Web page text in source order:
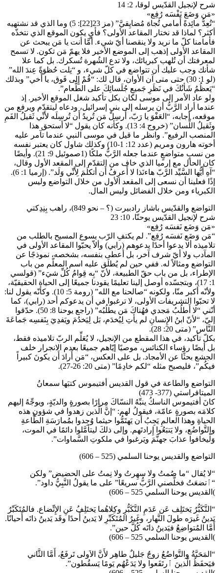
شرح لإنجيل القدّيس لوقا، 2: 14
«مَن وَضَعَ نَفْسَه رُفِع»
“تُعِدُّ مائِدةً أَمامي تُجاهَ مُضايِقيَّ” (مز 23[22]: 5) وما الذي قد نشتهيه
أكثر؟ لماذا قد نختار المقاعد الأولى؟ فأيٍ يكون الموقع الذي نتخذّه
فأمامنا كلّ ما نريد ولا ينقصنا أيّ شيء. أمَّا أنت يا مَن يبحث عن
المقاعد الأولى إذهب إلى الموضع الأخير فلا يهمّ مَن تكون. لا تسمح
لمعرفتك أن تُلهب كبريائك، ولا تدع الشُهرة تُسكرك. بل كما علا
شأنك وجب عليك أن تتواضع في كلّ شيء، و “نِلت حُظوَةً عِندَ الله”
(لو 1: 30) حتى متى آن الأوان، قال لك: “قُمْ إِلى فَوق، يا أَخي” وبذلك
“يَعظُمُ شَأنُكَ في نَظَرِ جَميعِ جُلَسائِكَ على الطَّعام”.
ولو عاد الأمر إلى موسى لكان بكل تأكيد شغل الموقع الأخير. إذ
عندما أراد الرَّبُّ أن يرسله إلى بني إسرائيل، ودعاه ليتقدّم ويرفع من
موقعه، أجابه، “العَفْوَ يا رَبّ، أَرسِلْ مَن تُريدُ أَن تُرسِلَه لأَنِّي ثَقيلُ الفَمِ
وثَقيلُ اللِّسان” (خروج 4: 13). وكأنه كان يقول “لا أستحق هذا
المنصب الرفيع”. وانظر ما قيل في موسى النبي عندما تآمر عليه
أخوته هارون ومريم (عدد 12: 1-10) وكذلك شاول كان يعتبر نفسه
من نسبٍ متواضعٍ عندما جعله الرَّبُّ ملكًا (1صموئيل 9: 21). وأيضًا
كان الحال مع إرميا الذي خاف من التقدّم إلى المقعد الأول وقال،
“آهِ أَيُّها السَّيِّد الرَّبّ هاءنَذا لا أَعرِفُ أَن أتكلَمَ لِأَنِّي وَلَد”. (إرميا 1: 6).
إذًا فعلينا أن نسعى إلى المقعد الأول من خلال التواضع وليس
الكبرياء ومن خلال الفضائل وليس المال.
التواضع والقدّيس باشاز رادبيرت (؟ – نحو 849)، راهب بِنِدِكتي
شرح لإنجيل القدّيس يوحنّا، 10: 23
«مَن وَضَع نَفسَه رُفِع»
“مَن وَضَع نَفسَه رُفِع”. لم يكتفِ الرّب يسوع المسيح بالطلب من
تلاميذه ألا يدعوا أحدًا يدعوهم (رابي) وألاّ يحبّوا المقاعد الأولى في
المآدب ولا أيّ شرف آخر، بل أعطى بنفسه، بشخصه، نموذجًا عن
التواضع ومثالاً له. ففي حين لم يُطلَق عليه اسم المعلّم من باب
الإطراء، بل من باب حقّ الطبيعة، لأنّ “بِه قِوامُ كُلِّ شيَء” (قولسي
1: 17)، وبتجسّده أوصل إلينا تعليمًا يقودنا جميعًا إلى الحياة الحقيقيّة،
ولأنّه أكبر منّا، ولكونه “صالحنا مع الله” (رومة 5: 10). وكأنّه يقول لنا:
لا تحبّوا التشريفات الأولى، لا ترغبوا في أن يدعوكم أحد (رابي)، كما
أنّني “لا أَطلُبُ مَجدي فهُناكَ مَن يطلُبُه” (راجع يوحنا 8: 50). حدّقوا
إليّ، “لأنّ ابنُ الإِنسانِ لم يأتِ لِيُخدَم، بَل لِيَخدُمَ ويَفدِيَ بِنَفسِه جَماعَةَ
النَّاس” (متى 20: 28).
بكلّ تأكيد، في هذا المقطع من الإنجيل، لا يُعَلِّم الربّ تلاميذه فقط،
بل أيضًا رؤساء الكنائس، موصيًا إيّاهم جميعًا بعدم الانجرار خلف
الجشع بحثًا عن الأمجاد. بل على العكس، “مَن أَرادَ أَن يكونَ كبيراً
فيكُم”، فليصبح مثله “لكم خادِمًا” (متى 20: 26-27).
التواضع والطاعة في قول القديس أفتيموس كتبَها سمعانُ
الميتافراستي (377- 473)
كانَ أفتيموس الناسكُ ينبِّهُ النسّاكَ مِرارًا بصورةٍ والديّةٍ، ويوجِّهُ إليهم
كلامَه بصورةٍ عامّة، فيقولُ لهم: “إنَّ الَّذين زهدوا في شؤونِ هذه
الحياةِ وهذا العالمِ يَجِبُ أن يَهتَمُّوا حيثما وُجِدوا بمُمارَسَةِ الطَّاعةِ
والتَّواضُع، ولا يَتبَعُوا إِرادتَهم. وإلى ذلكَ ليتأمَّلوا دائمًا في الموت،
وَلْيخافوا عذابَ جهنَّمَ ويَرغبوا في ملكوتِ السَّماوات”.
التواضع والقديس يوحنا السلمي (525 – 606)
“لا يُقال “ما صُمتُ ولا سهِرتُ ولا نِمتُ على الحضيض” ولكن
“ٱتضعَتُ فخلَّصني الرَّبُّ سريعًا” على ما يقولُ النَّبِيُّ داود”.
)القديس يوحنا السلمي 525 – 606)
“التَّكَبُّرُ يَختَلِف عَن عَدَمِ التَّكَبُّرِ وكِلاهُما يَختَلِفُ عَنِ الإِتِّضاع. فالمُتَكَبِّرُ
يَدينُ غَيرَه طولَ النَّهار، وغَيرُ المُتَكَبِّرِ لا يَدينُ أَحدًا وقَد يَدينُ ذاتَه أَحيانًا.
أَمَّا المُتواضِعُ فيَدينُ ذاتَه كُلَّ حين”.
)القديس يوحنا السلمي 525 – 606)
“المَحَبَّةُ والتَّواضُعُ زوجٌ جَليلٌ طاهِر لأَنَّ الاَولى تَرفَعُ، أَمَّا الثَّاني
فيَحفَظُ الَّذينَ ٱرتَفَعوا ولا يَدَعْهُم يَومًا يَسقُطون”.